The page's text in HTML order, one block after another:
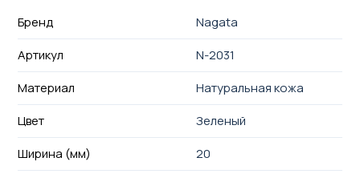
Бренд
Nagata
Артикул
N-2031
Материал
Натуральная кожа
Цвет
Зеленый
Ширина (мм)
20